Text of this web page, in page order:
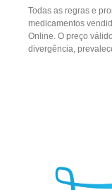
Todas as regras e
medicamentos
Online. O preço
divergência,